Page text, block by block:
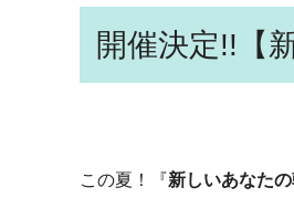
開催決定!!【
この夏！『新しいあなた